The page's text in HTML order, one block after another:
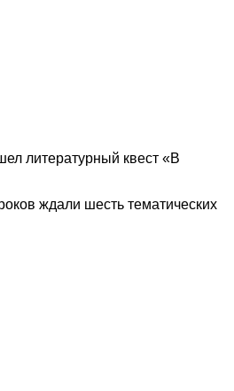
литературный квест «В
ждали шесть тематических